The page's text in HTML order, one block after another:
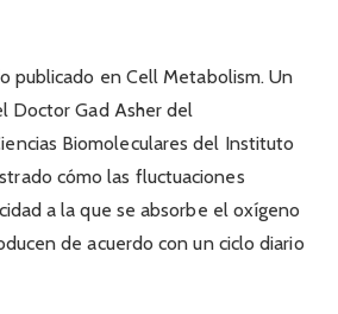
publicado en Cell Metabolism. Un
Doctor Gad Asher del
Biomoleculares del Instituto
cómo las fluctuaciones
a la que se absorbe el oxígeno
de acuerdo con un ciclo diario